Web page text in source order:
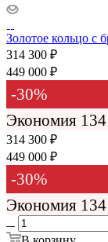
Золотое кольцо с
314 300 ₽
449 000 ₽
-30%
Экономия
314 300 ₽
449 000 ₽
-30%
Экономия